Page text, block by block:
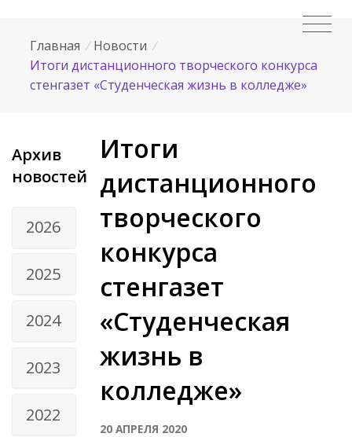
Главная / Новости /
Итоги дистанционного творческого конкурса
стенгазет «Студенческая жизнь в колледже»
Архив
новостей
2026
2025
2024
2023
2022
Итоги
дистанционного
творческого
конкурса
стенгазет
«Студенческая
жизнь в
колледже»
20 АПРЕЛЯ 2020